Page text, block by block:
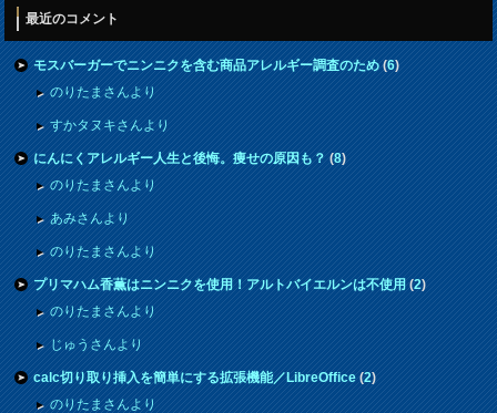
最近のコメント
モスバーガーでニンニクを含む商品アレルギー調査のため(6)
のりたまさんより
すかタヌキさんより
にんにくアレルギー人生と後悔。痩せの原因も？(8)
のりたまさんより
あみさんより
のりたまさんより
プリマハム香薫はニンニクを使用！アルトバイエルンは不使用(2)
のりたまさんより
じゅうさんより
calc切り取り挿入を簡単にする拡張機能／LibreOffice(2)
のりたまさんより